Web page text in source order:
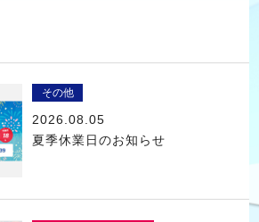
その他
2026.08.05
夏季休業日のお知らせ